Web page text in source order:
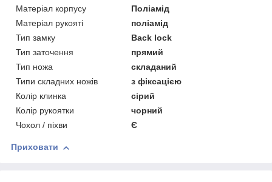
Матеріал корпусу
Поліамід
Матеріал рукояті
поліамід
Тип замку
Back lock
Тип заточення
прямий
Тип ножа
складаний
Типи складних ножів
з фіксацією
Колір клинка
сірий
Колір рукоятки
чорний
Чохол / піхви
Є
Приховати